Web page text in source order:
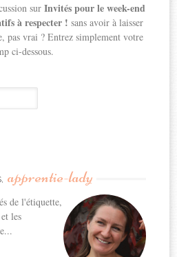
surInvités pour le week-end
à respecter ! sans avoir à laisser
pas vrai ? Entrez simplement votre
ci-dessous.
apprentie-lady
de l'étiquette,
les